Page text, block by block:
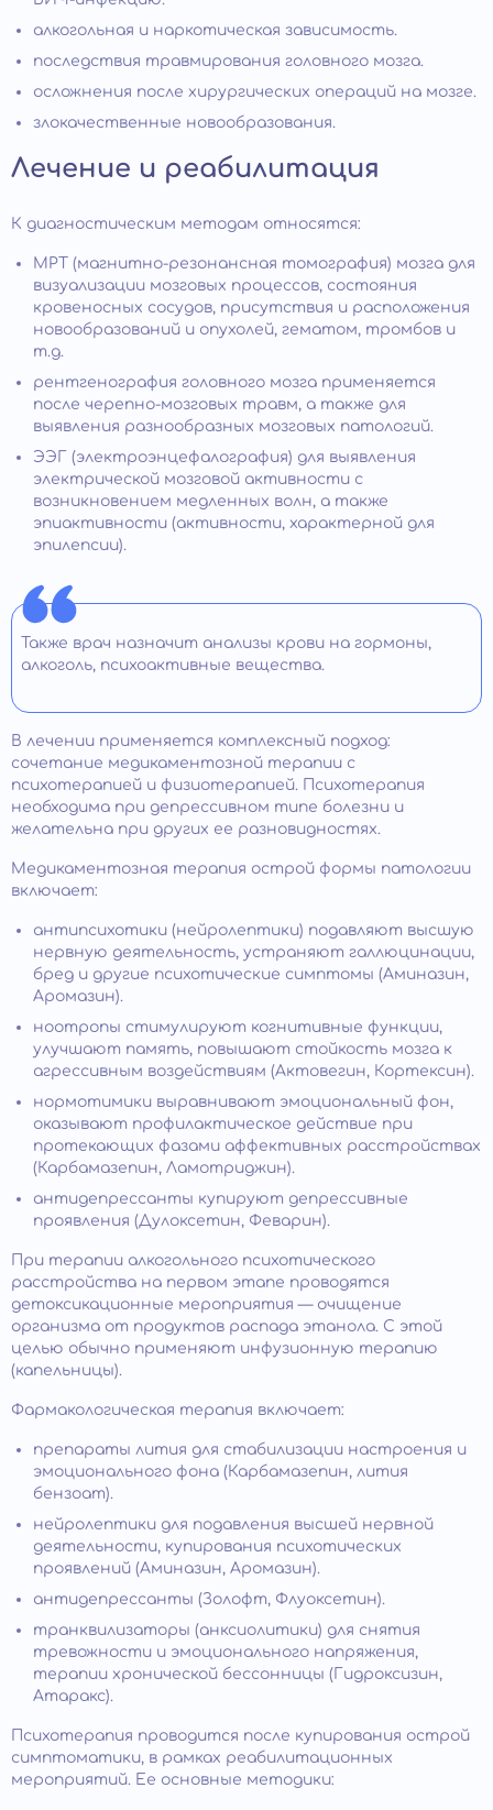
алкогольная и наркотическая зависимость.
последствия травмирования головного мозга.
осложнения после хирургических операций на мозге.
злокачественные новообразования.
Лечение и реабилитация
К диагностическим методам относятся:
МРТ (магнитно-резонансная томография) мозга для
визуализации мозговых процессов, состояния
кровеносных сосудов, присутствия и расположения
новообразований и опухолей, гематом, тромбов и
т.д.
рентгенография головного мозга применяется
после черепно-мозговых травм, а также для
выявления разнообразных мозговых патологий.
ЭЭГ (электроэнцефалография) для выявления
электрической мозговой активности с
возникновением медленных волн, а также
эпиактивности (активности, характерной для
эпилепсии).
Также врач назначит анализы крови на гормоны,
алкоголь, психоактивные вещества.
В лечении применяется комплексный подход:
сочетание медикаментозной терапии с
психотерапией и физиотерапией. Психотерапия
необходима при депрессивном типе болезни и
желательна при других ее разновидностях.
Медикаментозная терапия острой формы патологии
включает:
антипсихотики (нейролептики) подавляют высшую
нервную деятельность, устраняют галлюцинации,
бред и другие психотические симптомы (Аминазин,
Аромазин).
ноотропы стимулируют когнитивные функции,
улучшают память, повышают стойкость мозга к
агрессивным воздействиям (Актовегин, Кортексин).
нормотимики выравнивают эмоциональный фон,
оказывают профилактическое действие при
протекающих фазами аффективных расстройствах
(Карбамазепин, Ламотриджин).
антидепрессанты купируют депрессивные
проявления (Дулоксетин, Феварин).
При терапии алкогольного психотического
расстройства на первом этапе проводятся
детоксикационные мероприятия — очищение
организма от продуктов распада этанола. С этой
целью обычно применяют инфузионную терапию
(капельницы).
Фармакологическая терапия включает:
препараты лития для стабилизации настроения и
эмоционального фона (Карбамазепин, лития
бензоат).
нейролептики для подавления высшей нервной
деятельности, купирования психотических
проявлений (Аминазин, Аромазин).
антидепрессанты (Золофт, Флуоксетин).
транквилизаторы (анксиолитики) для снятия
тревожности и эмоционального напряжения,
терапии хронической бессонницы (Гидроксизин,
Атаракс).
Психотерапия проводится после купирования острой
симптоматики, в рамках реабилитационных
мероприятий. Ее основные методики: